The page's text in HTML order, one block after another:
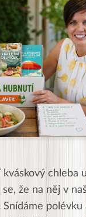
chleba
že na něj v
polévku